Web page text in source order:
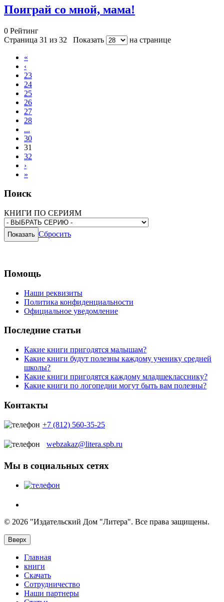
Поиграй со мной, мама!
0 Рейтинг
Страница 31 из 32
Показать на странице
«
‹
23
24
25
26
27
28
...
30
31
32
›
»
Поиск
КНИГИ ПО СЕРИЯМ
Сбросить
Помощь
Наши реквизиты
Политика конфиденциальности
Официальное уведомление
Последние статьи
Какие книги пригодятся малышам?
Какие книги будут полезны каждому ученику средней
школы?
Какие книги пригодятся каждому младшекласснику?
Какие книги по логопедии могут быть вам полезны?
Контакты
+7 (812) 560-35-25
webzakaz@litera.spb.ru
Мы в социальных сетях
© 2026 "Издательский Дом "Литера". Все права защищены.
Вверх
Главная
книги
Скачать
Сотрудничество
Наши партнеры